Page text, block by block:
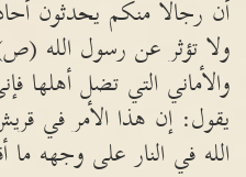
أن رجالاً منكم يحدثون
ولا تؤثر عن رسول الله
والأماني التي تضل
يقول: إن هذا الأمر في
الله في النار على وجهه ما